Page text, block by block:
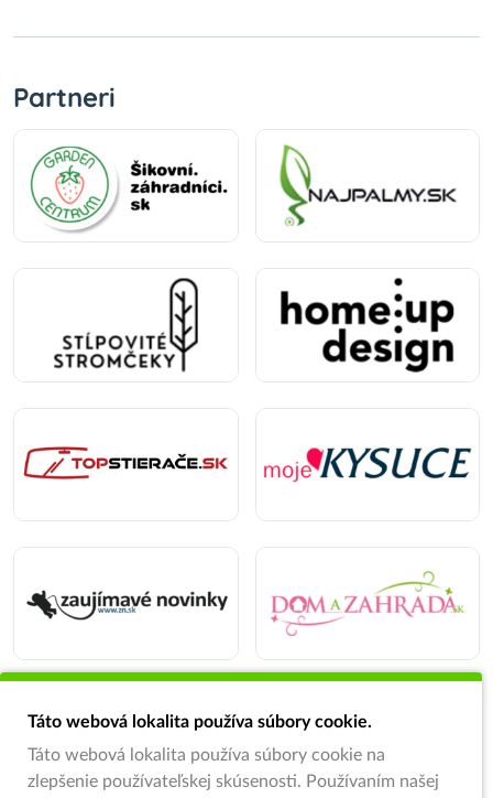
Partneri
Táto webová lokalita používa súbory cookie.
Táto webová lokalita používa súbory cookie na
zlepšenie používateľskej skúsenosti. Používaním našej